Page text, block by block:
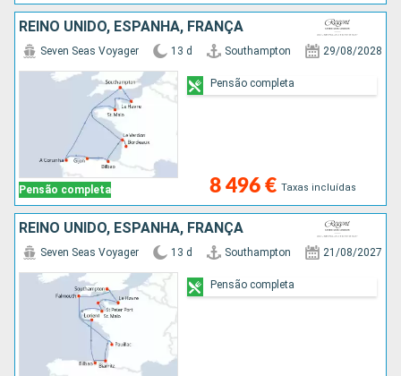
REINO UNIDO, ESPANHA, FRANÇA
Pensão completa
Seven Seas Voyager 13 d Southampton 29/08/2028
8 496 € Taxas incluídas
Pensão completa
REINO UNIDO, ESPANHA, FRANÇA
Seven Seas Voyager 13 d Southampton 21/08/2027
Pensão completa